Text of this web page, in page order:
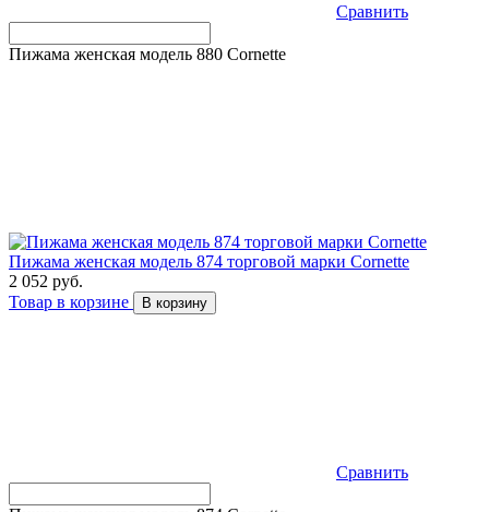
Сравнить
Пижама женская модель 880 Cornette
Пижама женская модель 874 торговой марки Cornette
2 052 руб.
Товар в корзине
В корзину
Сравнить